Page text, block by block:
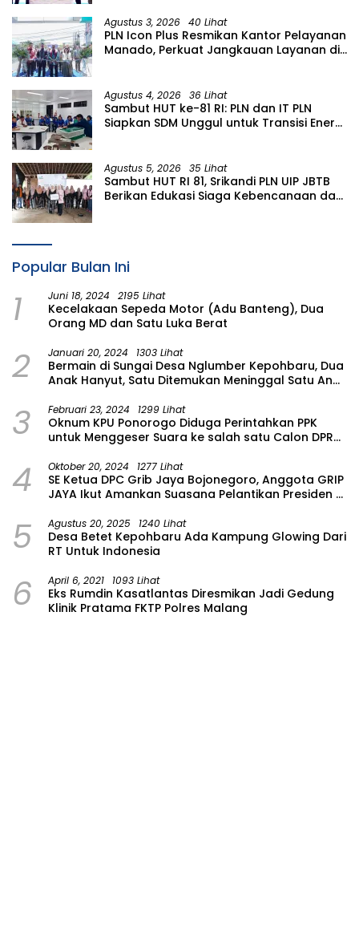
Agustus 3, 2026 40 Lihat
PLN Icon Plus Resmikan Kantor Pelayanan
Manado, Perkuat Jangkauan Layanan di
Agustus 4, 2026 36 Lihat
Sambut HUT ke-81 RI: PLN dan IT PLN
Siapkan SDM Unggul untuk Transisi Energi
Agustus 5, 2026 35 Lihat
Sambut HUT RI 81, Srikandi PLN UIP JBTB
Berikan Edukasi Siaga Kebencanaan dan
Popular Bulan Ini
1 Juni 18, 2024 2195 Lihat
Kecelakaan Sepeda Motor (Adu Banteng), Dua
Orang MD dan Satu Luka Berat
2 Januari 20, 2024 1303 Lihat
Bermain di Sungai Desa Nglumber Kepohbaru, Dua
Anak Hanyut, Satu Ditemukan Meninggal Satu Anak
3 Februari 23, 2024 1299 Lihat
Oknum KPU Ponorogo Diduga Perintahkan PPK
untuk Menggeser Suara ke salah satu Calon DPRD
4 Oktober 20, 2024 1277 Lihat
SE Ketua DPC Grib Jaya Bojonegoro, Anggota GRIP
JAYA Ikut Amankan Suasana Pelantikan Presiden di
5 Agustus 20, 2025 1240 Lihat
Desa Betet Kepohbaru Ada Kampung Glowing Dari
RT Untuk Indonesia
6 April 6, 2021 1093 Lihat
Eks Rumdin Kasatlantas Diresmikan Jadi Gedung
Klinik Pratama FKTP Polres Malang